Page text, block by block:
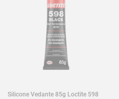
Silicone Vedante 85g Loctite 598